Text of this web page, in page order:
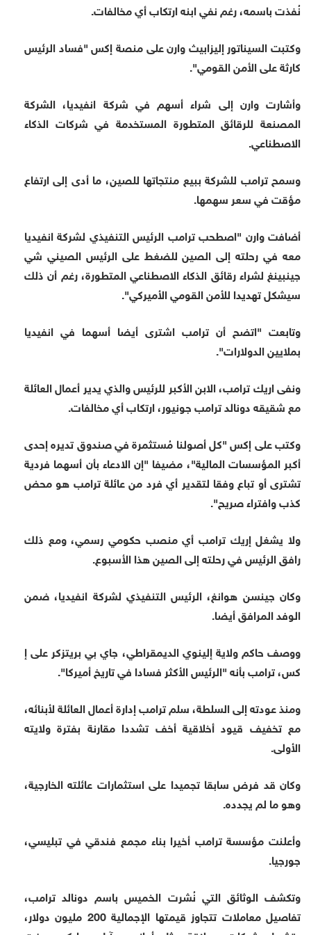
نُفذت باسمه، رغم نفي ابنه ارتكاب أي مخالفات.
وكتبت السيناتور إليزابيث وارن على منصة إكس "فساد الرئيس
كارثة على الأمن القومي".
وأشارت وارن إلى شراء أسهم في شركة انفيديا، الشركة
المصنعة للرقائق المتطورة المستخدمة في شركات الذكاء
الاصطناعي.
وسمح ترامب للشركة ببيع منتجاتها للصين، ما أدى إلى ارتفاع
مؤقت في سعر سهمها.
أضافت وارن "اصطحب ترامب الرئيس التنفيذي لشركة انفيديا
معه في رحلته إلى الصين للضغط على الرئيس الصيني شي
جينبينغ لشراء رقائق الذكاء الاصطناعي المتطورة، رغم أن ذلك
سيشكل تهديدا للأمن القومي الأميركي".
وتابعت "اتضح أن ترامب اشترى أيضا أسهما في انفيديا
بملايين الدولارات".
ونفى اريك ترامب، الابن الأكبر للرئيس والذي يدير أعمال العائلة
مع شقيقه دونالد ترامب جونيور، ارتكاب أي مخالفات.
وكتب على إكس "كل أصولنا مُستثمرة في صندوق تديره إحدى
أكبر المؤسسات المالية"، مضيفا "إن الادعاء بأن أسهما فردية
تشترى أو تباع وفقا لتقدير أي فرد من عائلة ترامب هو محض
كذب وافتراء صريح".
ولا يشغل إريك ترامب أي منصب حكومي رسمي، ومع ذلك
رافق الرئيس في رحلته إلى الصين هذا الأسبوع.
وكان جينسن هوانغ، الرئيس التنفيذي لشركة انفيديا، ضمن
الوفد المرافق أيضا.
ووصف حاكم ولاية إلينوي الديمقراطي، جاي بي بريتزكر على إ
كس، ترامب بأنه "الرئيس الأكثر فسادا في تاريخ أميركا".
ومنذ عودته إلى السلطة، سلم ترامب إدارة أعمال العائلة لأبنائه،
مع تخفيف قيود أخلاقية أخف تشددا مقارنة بفترة ولايته
الأولى.
وكان قد فرض سابقا تجميدا على استثمارات عائلته الخارجية،
وهو ما لم يجدده.
وأعلنت مؤسسة ترامب أخيرا بناء مجمع فندقي في تبليسي،
جورجيا.
وتكشف الوثائق التي نُشرت الخميس باسم دونالد ترامب،
تفاصيل معاملات تتجاوز قيمتها الإجمالية 200 مليون دولار،